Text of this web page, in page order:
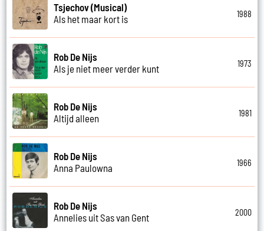
Tsjechov (Musical)
Als het maar kort is
1988
Rob De Nijs
Als je niet meer verder kunt
1973
Rob De Nijs
Altijd alleen
1981
Rob De Nijs
Anna Paulowna
1966
Rob De Nijs
Annelies uit Sas van Gent
2000